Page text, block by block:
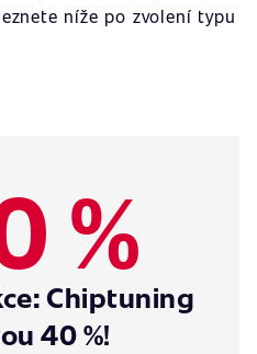
níže po zvolení typu
%
Chiptuning
40 %!